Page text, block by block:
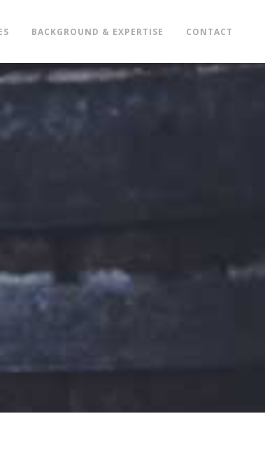
BACKGROUND & EXPERTISE CONTACT